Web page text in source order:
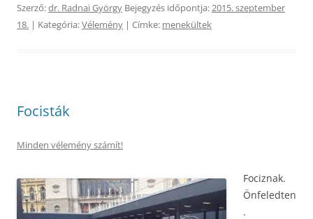
Szerző:dr. Radnai György Bejegyzés időpontja:2015. szeptember
18. | Kategória:Vélemény | Címke: menekültek
Focisták
Minden vélemény számít!
Fociznak.
Önfeledten
.